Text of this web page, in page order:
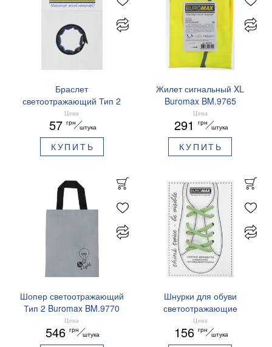
Браслет
светоотражающий Тип 2
Buromax BM.9712 детский
желто-синий
Цена
57 грн
штука
КУПИТЬ
Жилет сигнальный XL
Buromax BM.9765
Цена
291 грн
штука
КУПИТЬ
Шопер светоотражающий
Тип 2 Buromax BM.9770
Цена
546 грн
штука
Шнурки для обуви
светоотражающие
Buromax BM.9790-04
зеленые
Цена
156 грн
штука